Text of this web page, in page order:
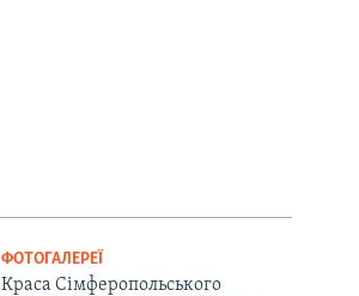
ФОТОГАЛЕРЕЇ
Краса Сімферопольського